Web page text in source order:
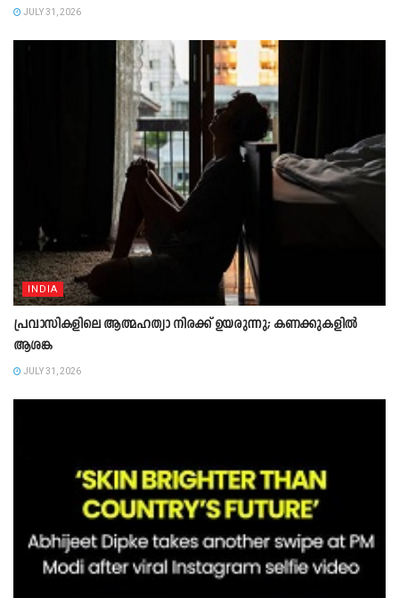
JULY 31, 2026
INDIA
പ്രവാസികളിലെ ആത്മഹത്യാ നിരക്ക് ഉയരുന്നു; കണക്കുകളിൽ
ആശങ്ക
JULY 31, 2026